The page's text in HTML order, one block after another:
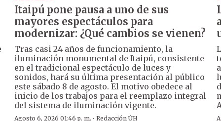
Itaipú pone pausa a uno de sus
mayores espectáculos para
modernizar: ¿Qué cambios se vienen?
Tras casi 24 años de funcionamiento, la
iluminación monumental de Itaipú, consistente
en el tradicional espectáculo de luces y
sonidos, hará su última presentación al público
este sábado 8 de agosto. El motivo obedece al
inicio de los trabajos para el reemplazo integral
del sistema de iluminación vigente.
Agosto 6, 2026 01:46 p. m. Redacción ÚH